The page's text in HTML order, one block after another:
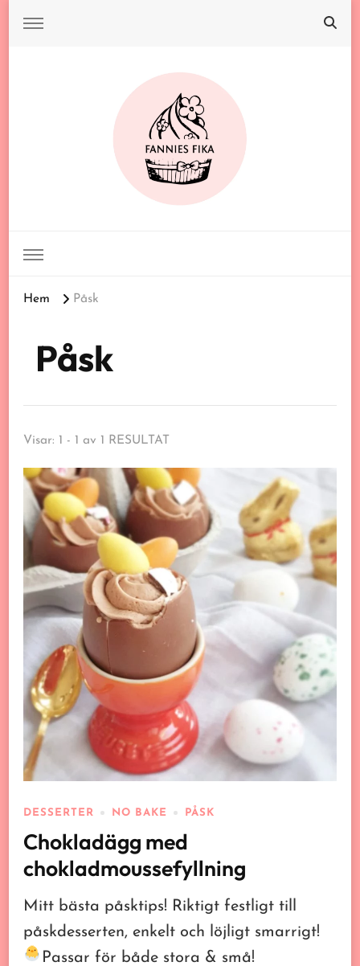
Hem Påsk
Påsk
Visar: 1 - 1 av 1 RESULTAT
DESSERTER NO BAKE PÅSK
Chokladägg med
chokladmoussefyllning
Mitt bästa påsktips! Riktigt festligt till
påskdesserten, enkelt och löjligt smarrigt!
Passar för både stora & små!